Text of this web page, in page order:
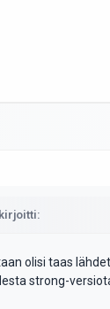
olisi taas
strong-